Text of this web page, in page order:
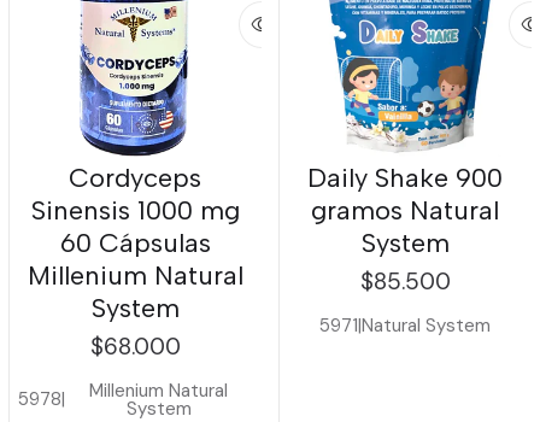
Cordyceps
Sinensis 1000 mg
60 Cápsulas
Millenium Natural
System
$68.000
5978| Millenium Natural
System
Daily Shake 900
gramos Natural
System
$85.500
5971|Natural System